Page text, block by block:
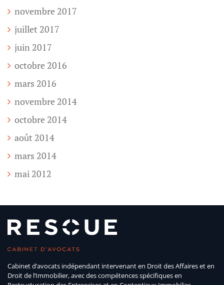
novembre 2017
juillet 2017
juin 2017
octobre 2016
mars 2016
novembre 2014
octobre 2014
août 2014
mars 2014
mai 2012
Cabinet d’avocats indépendant intervenant en Droit des Affaires et en
Droit de l’Immobilier, avec des compétences spécifiques en